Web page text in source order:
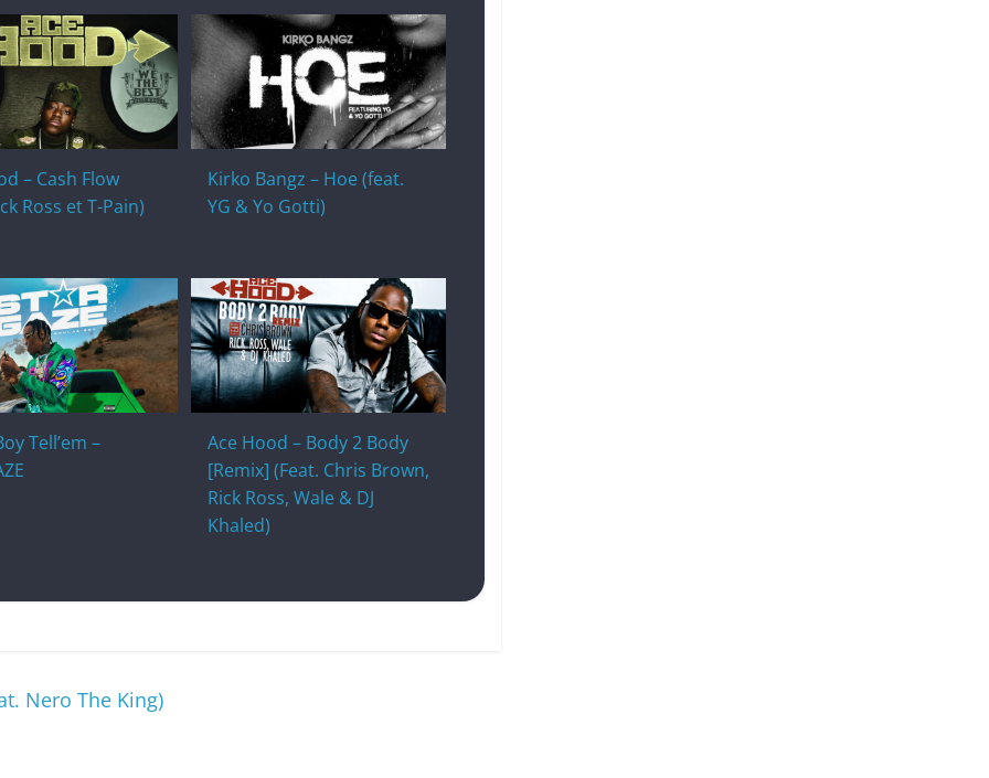
– Cash Flow
Ross et T-Pain)
Kirko Bangz – Hoe (feat.
YG & Yo Gotti)
Tell’em –
Ace Hood – Body 2 Body
[Remix] (Feat. Chris Brown,
Rick Ross, Wale & DJ
Khaled)
Nero The King)